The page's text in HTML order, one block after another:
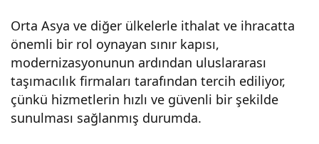
Orta Asya ve diğer ülkelerle ithalat ve ihracatta
önemli bir rol oynayan sınır kapısı,
modernizasyonunun ardından uluslararası
taşımacılık firmaları tarafından tercih ediliyor,
çünkü hizmetlerin hızlı ve güvenli bir şekilde
sunulması sağlanmış durumda.
22
ayd
a